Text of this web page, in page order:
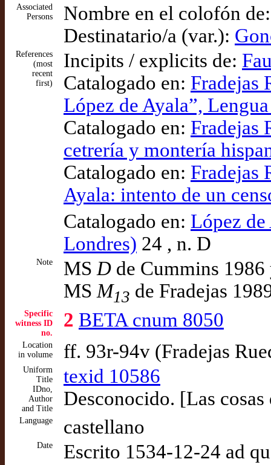
Associated
Persons
Nombre en el colofón
Destinatario/a (var.):
References
(most
recent
first)
Incipits / explicits de:
Catalogado en: Fradejas
López de Ayala”,
Catalogado en: Fradejas
cetrería y montería
Catalogado en: Fradejas
Ayala: intento de un
Catalogado en: López
Londres) 24 , n. D
Note MS D de Cummins
MS M13 de Fradejas
Specific
witness ID
no.
2 BETA cnum 8050
Location
in volume
ff. 93r-94v (Fradejas
Uniform
Title
IDno,
Author
and Title
texid 10586
Desconocido. [Las
Language castellano
Date Escrito 1534-12-24 ad